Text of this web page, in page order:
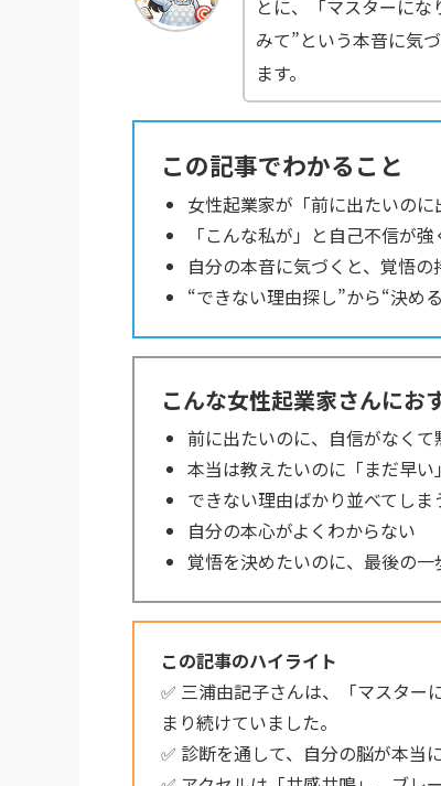
とに、「マスターに
みて”という本音に気
ます。
この記事でわかること
女性起業家が「前に出たいの
「こんな私が」と自己不信が
自分の本音に気づくと、覚悟
“できない理由探し”から“決め
こんな女性起業家さんにお
前に出たいのに、自信がなくて
本当は教えたいのに「まだ早い
できない理由ばかり並べてしま
自分の本心がよくわからない
覚悟を決めたいのに、最後の
この記事のハイライト
✅ 三浦由記子さんは、「マスター
まり続けていました。
✅ 診断を通して、自分の脳が本当